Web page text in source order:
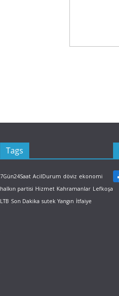
Tags
7Gün24Saat AcilDurum döviz ekonomi
halkın partisi Hizmet Kahramanlar Lefkoşa
LTB Son Dakika sutek Yangın İtfaiye